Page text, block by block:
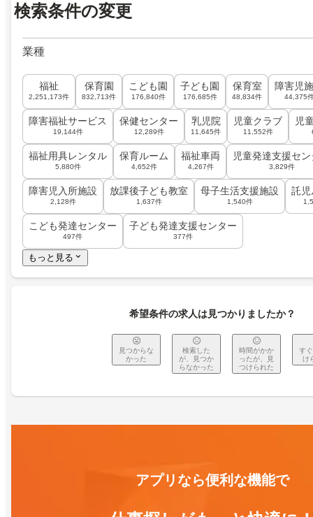
検索条件の変更
業種
福祉
2,251,173件
保育園
832,713件
こども園
176,840件
子ども園
176,685件
保育室
48,834件
障害児
44,375
障害福祉サービス
19,144件
保健センター
12,289件
乳児院
11,645件
児童クラブ
11,552件
児
福祉用具レンタル
5,880件
保育ルーム
4,652件
福祉車両
4,267件
児童発達支援セ
3,829件
障害児入所施設
2,128件
放課後子ども教室
1,637件
母子生活支援施設
1,540件
託児
こども発達センター
497件
子ども発達支援センター
377件
もっと見る
希望条件の求人は見つかりましたか？
見つからな
かった
検索した
が、見つか
らなかった
時間がかか
ったが、見
つけられた
す
け
アプリなら便利な機能で